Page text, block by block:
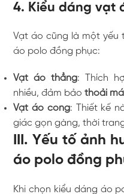
4. Kiểu dáng vạt
Vạt áo cũng là một yếu
áo polo đồng phục:
Vạt áo thẳng: Thích
nhiều, đảm bảothoải
Vạt áo cong: Thiết kế
giác gọn gàng, thời
III. Yếu tố ảnh
áo polo đồng
Khi chọn kiểu dáng áo